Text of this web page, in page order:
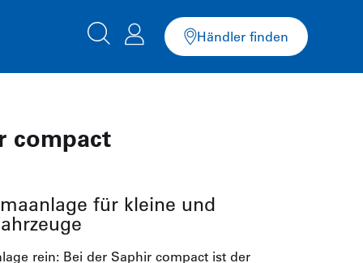
Händler finden
compact
für kleine und
rein: Bei der Saphir compact ist der